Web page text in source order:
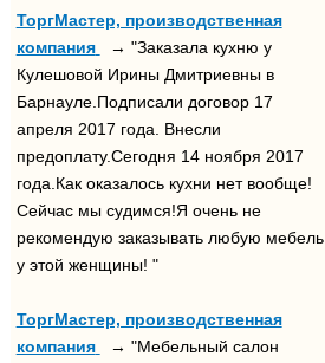
ТоргМастер, производственная
компания
→ "Заказала кухню у
Кулешовой Ирины Дмитриевны в
Барнауле.Подписали договор 17
апреля 2017 года. Внесли
предоплату.Сегодня 14 ноября 2017
года.Как оказалось кухни нет вообще!
Сейчас мы судимся!Я очень не
рекомендую заказывать любую мебель
у этой женщины! "
ТоргМастер, производственная
компания
→ "Мебельный салон